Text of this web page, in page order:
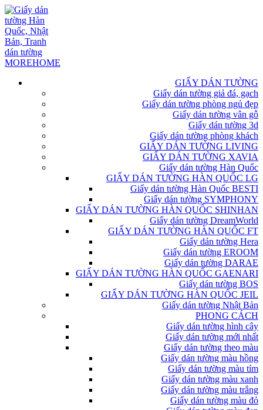
GIẤY DÁN TƯỜNG
Giấy dán tường giả đá, gạch
Giấy dán tường phòng ngủ đẹp
Giấy dán tường vân gỗ
Giấy dán tường 3d
Giấy dán tường phòng khách
GIẤY DÁN TƯỜNG LIVING
GIẤY DÁN TƯỜNG XAVIA
Giấy dán tường Hàn Quốc
GIẤY DÁN TƯỜNG HÀN QUỐC LG
Giấy dán tường Hàn Quốc BESTI
Giấy dán tường SYMPHONY
GIẤY DÁN TƯỜNG HÀN QUỐC SHINHAN
Giấy dán tường DreamWorld
GIẤY DÁN TƯỜNG HÀN QUỐC FT
Giấy dán tường Hera
Giấy dán tường EROOM
Giấy dán tường DARAE
GIẤY DÁN TƯỜNG HÀN QUỐC GAENARI
Giấy dán tường BOS
GIẤY DÁN TƯỜNG HÀN QUỐC JEIL
Giấy dán tường Nhật Bản
PHONG CÁCH
Giấy dán tường hình cây
Giấy dán tường mới nhất
Giấy dán tường theo màu
Giấy dán tường màu hồng
Giấy dán tường màu tím
Giấy dán tường màu xanh
Giấy dán tường màu trắng
Giấy dán tường màu đỏ